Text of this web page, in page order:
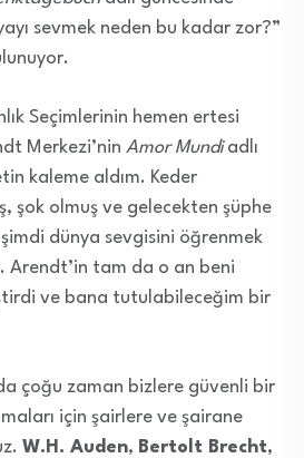
sevmek neden bu kadar zor?”
Seçimlerinin hemen ertesi
Merkezi’nin Amor Mundiadlı
kaleme aldım. Keder
şok olmuş ve gelecekten şüphe
dünya sevgisini öğrenmek
Arendt’in tam da o an beni
ve bana tutulabileceğim bir
çoğu zaman bizlere güvenli bir
için şairlere ve şairane
W.H. Auden, Bertolt Brecht,